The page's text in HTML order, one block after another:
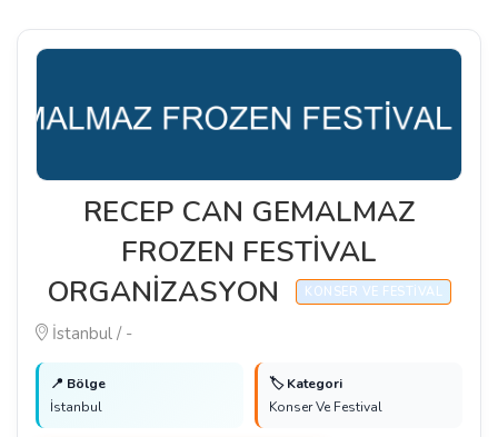
RECEP CAN GEMALMAZ
FROZEN FESTİVAL
ORGANİZASYON
KONSER VE FESTIVAL
İstanbul / -
📍 Bölge
İstanbul
🏷️ Kategori
Konser Ve Festival